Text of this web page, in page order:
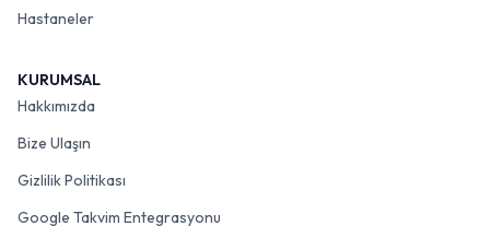
Hastaneler
KURUMSAL
Hakkımızda
Bize Ulaşın
Gizlilik Politikası
Google Takvim Entegrasyonu